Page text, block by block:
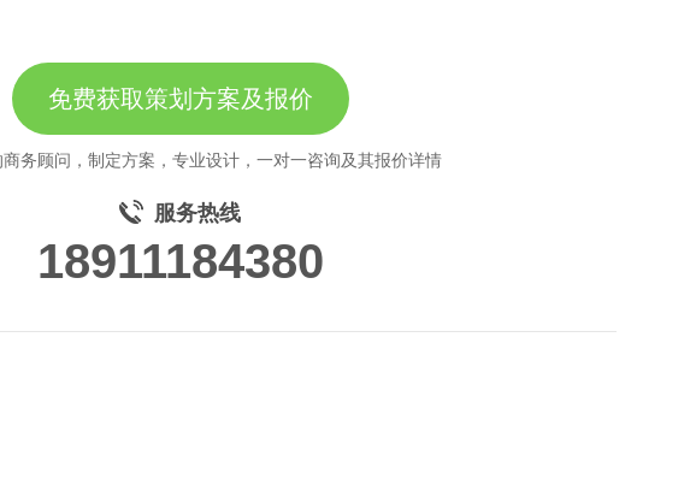
免费获取策划方案及报价
务顾问，制定方案，专业设计，一对一咨询及其报价详情
服务热线
18911184380